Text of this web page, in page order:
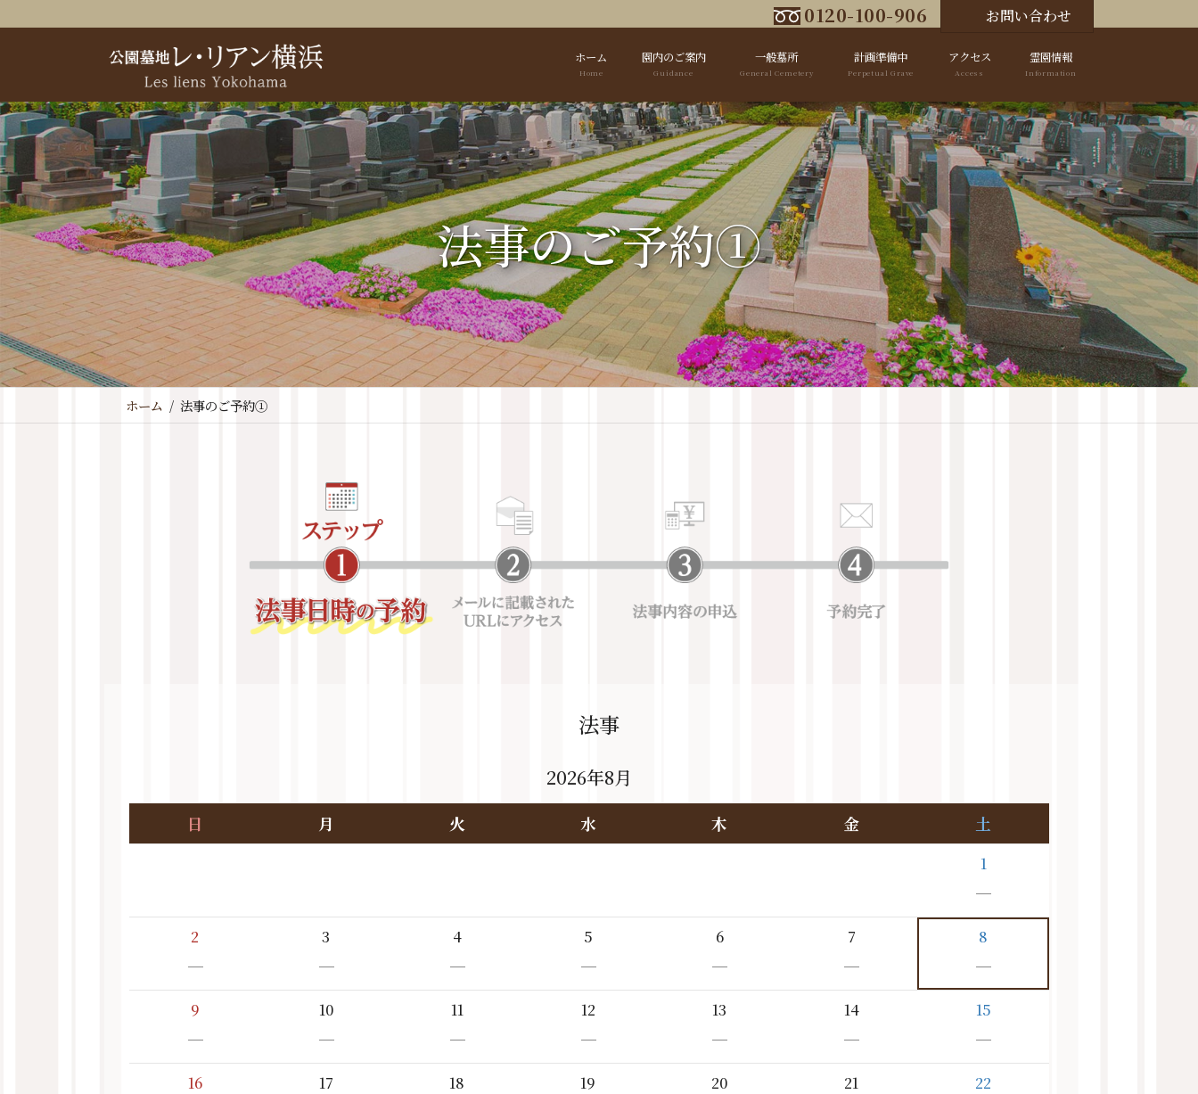
ツ
へ
ス
キ
ッ
シ
ョ
ン
に
移
0120-100-906 お問い合わせ
ホーム
Home
園内のご案内
Guidance
一般墓所
General Cemetery
計画準備中
Perpetual Grave
アクセス
Access
霊園情報
Information
法事のご予約①
ホーム 法事のご予約①
法事
2026年8月
日 月 火 水 木 金 土
1
－
2
－
3
－
4
－
5
－
6
－
7
－
8
－
9
－
10
－
11
－
12
－
13
－
14
－
15
－
16 17 18 19 20 21 22